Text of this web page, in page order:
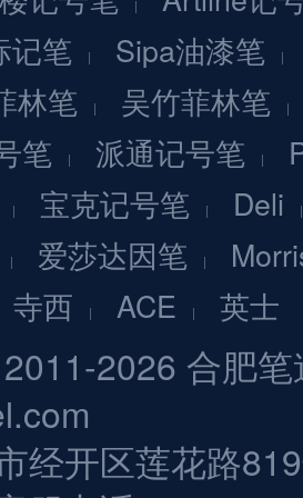
记笔
Sipa油漆笔
林笔
吴竹菲林笔
笔 派通记号笔
宝克记号笔
Deli
爱莎达因笔
寺西 ACE 英士
2026 合肥
经开区莲花路